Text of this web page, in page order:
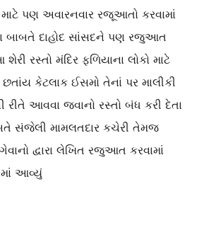
માટે પણ અવારનવાર રજૂઆતો કરવામાં
બાબતે દાહોદ સાંસદને પણ રજુઆત
રસ્તો મંદિર ફળિયાના લોકો માટે
કેટલાક ઈસમો તેનાં પર માલીકી
રીતે આવવા જવાનો રસ્તો બંધ કરી દેતા
સંજેલી મામલતદાર કચેરી તેમજ
દ્વારા લેખિત રજુઆત કરવામાં
આવ્યું